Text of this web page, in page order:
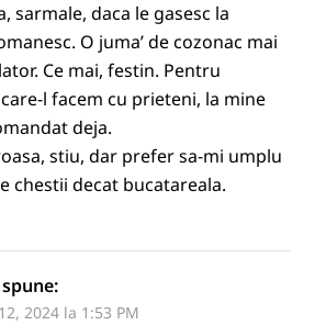
sarmale, daca le gasesc la
O juma’ de cozonac mai
Ce mai, festin. Pentru
l facem cu prieteni, la mine
deja.
stiu, dar prefer sa-mi umplu
chestii decat bucatareala.
spune:
2024 la 1:53 PM